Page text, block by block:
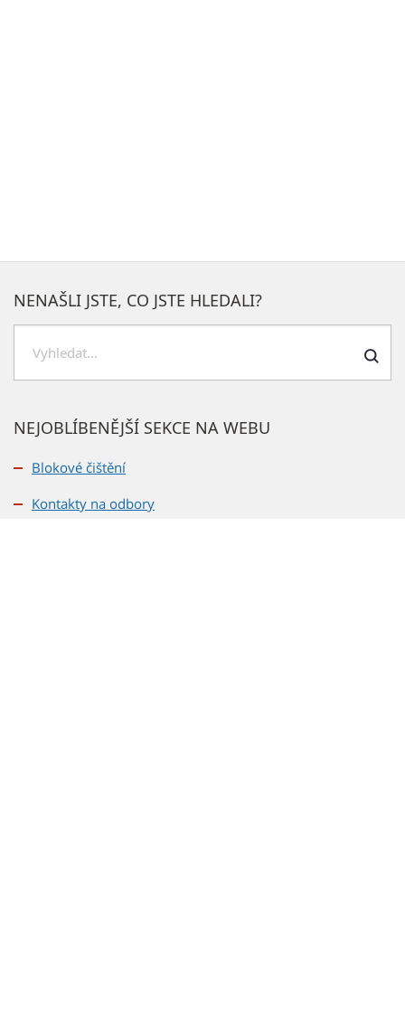
NEJOBLÍBENĚJŠÍ SEKCE NA WEBU
Blokové čištění
Kontakty na odbory
NENAŠLI JSTE, CO JSTE HLEDALI?